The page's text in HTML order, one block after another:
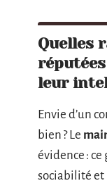
Quelles
leur
Envie d’un
bien ? Le
évidence :
sociabilité et